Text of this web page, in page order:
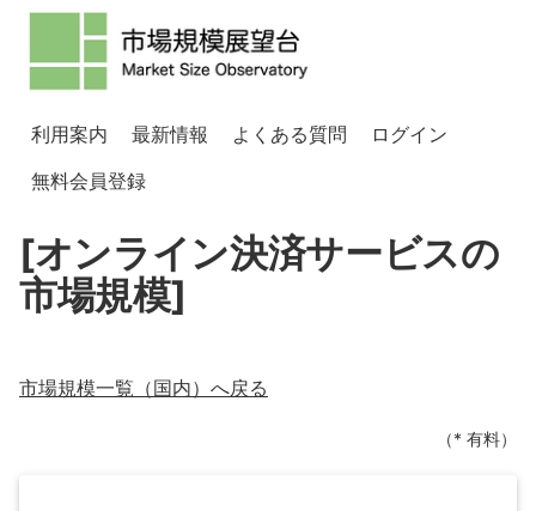
利用案内 最新情報 よくある質問
ログイン
無料会員登録
[オンライン決済サービスの
市場規模]
市場規模一覧（国内）へ戻る
（* 有料）